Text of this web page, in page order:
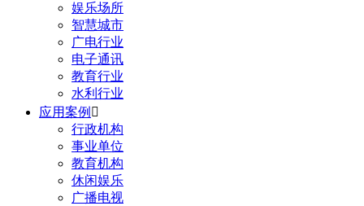
娱乐场所
智慧城市
广电行业
电子通讯
教育行业
水利行业
应用案例 
行政机构
事业单位
教育机构
休闲娱乐
广播电视